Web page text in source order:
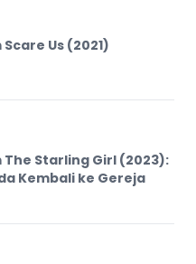
Us (2021)
The Starling Girl (2023):
Kembali ke Gereja